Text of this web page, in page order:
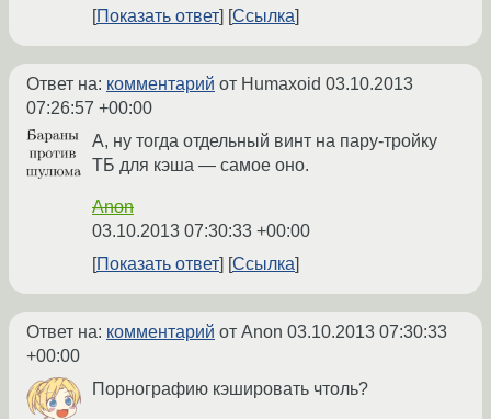
Показать ответ Ссылка
Ответ на: комментарий от Humaxoid 03.10.2013
07:26:57 +00:00
А, ну тогда отдельный винт на пару-тройку
ТБ для кэша — самое оно.
Anon
03.10.2013 07:30:33 +00:00
Показать ответ
Ссылка
Ответ на: комментарий от Anon 03.10.2013 07:30:33
+00:00
Порнографию кэшировать чтоль?